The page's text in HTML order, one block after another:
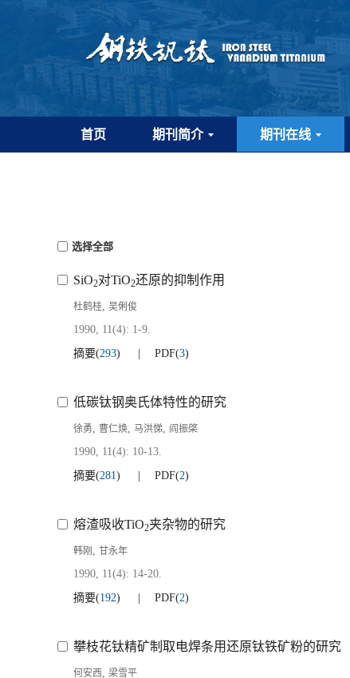
首页 期刊简介 期刊在线
选择全部
SiO2对TiO2还原的抑制作用
杜鹤桂, 吴俐俊
1990, 11(4): 1-9.
摘要(293) PDF(3)
低碳钛钢奥氏体特性的研究
徐勇, 曹仁焕, 马洪悌, 阎振棨
1990, 11(4): 10-13.
摘要(281) PDF(2)
熔渣吸收TiO2夹杂物的研究
韩刚 , 甘永年
1990, 11(4): 14-20.
摘要(192) PDF(2)
攀枝花钛精矿制取电焊条用还原钛铁矿粉的研究
何安西, 梁雪平